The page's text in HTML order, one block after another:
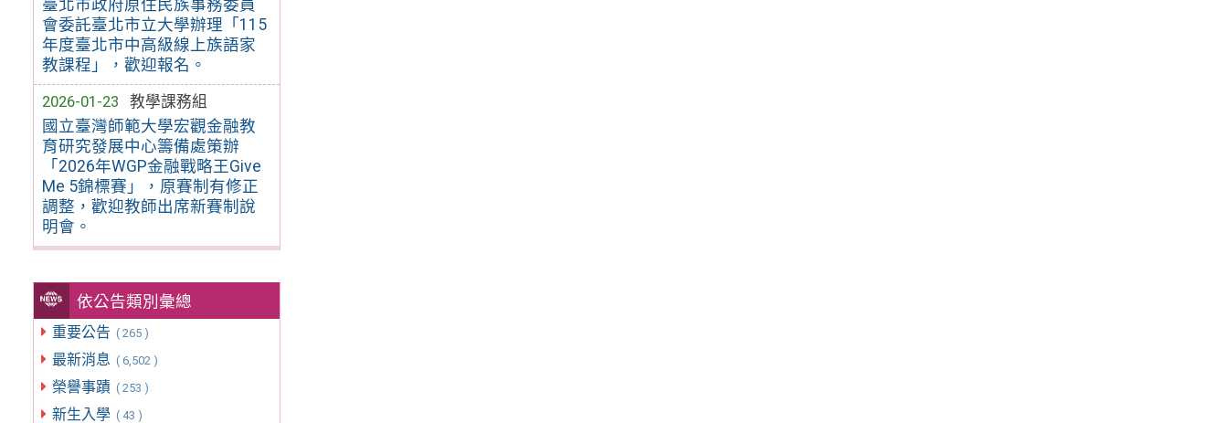
臺北市政府原住民族事務委員
會委託臺北市立大學辦理「115
年度臺北市中高級線上族語家
教課程」，歡迎報名。
2026-01-23
教學課務組
國立臺灣師範大學宏觀金融教
育研究發展中心籌備處策辦
「2026年WGP金融戰略王Give
Me 5錦標賽」，原賽制有修正
調整，歡迎教師出席新賽制說
明會。
依公告類別彙總
重要公告 ( 265 )
最新消息 ( 6,502 )
榮譽事蹟 ( 253 )
新生入學 ( 43 )